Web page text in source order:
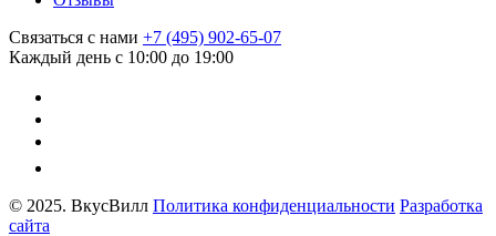
Связаться с нами +7 (495) 902-65-07
Каждый день с 10:00 до 19:00
© 2025. ВкусВилл Политика конфиденциальности Разработка
сайта